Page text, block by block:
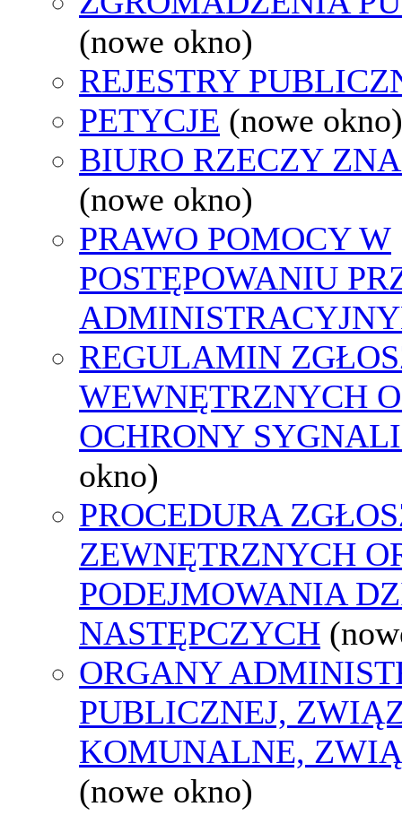
(nowe okno)
REJESTRY
PETYCJE (nowe okno)
BIURO RZECZY
(nowe okno)
PRAWO POMOCY W
POSTĘPOWANIU
REGULAMIN
WEWNĘTRZNYCH
OCHRONY
okno)
PROCEDURA
ZEWNĘTRZNYCH
PODEJMOWANIA
NASTĘPCZYCH
ORGANY
PUBLICZNEJ,
KOMUNALNE,
(nowe okno)